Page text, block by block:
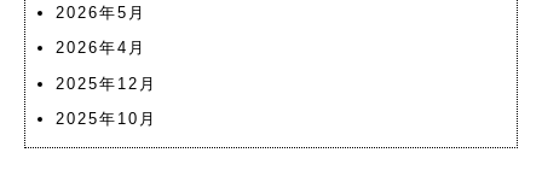
2026年5月
2026年4月
2025年12月
2025年10月